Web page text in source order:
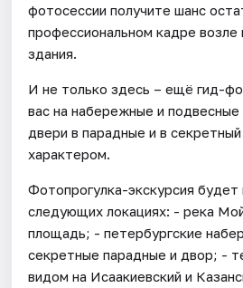
фотосессии получите шанс
профессиональном кадре возле
здания.
И не только здесь – ещё гид-
вас на набережные и
двери в парадные и в
характером.
Фотопрогулка-экскурсия будет
следующих локациях: - река
площадь; - петербургские
секретные парадные и двор; -
видом на Исаакиевский и